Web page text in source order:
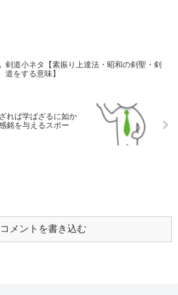
剣道小ネタ【素振り上達法・昭和の剣聖・剣
道をする意味】
れば学ばざるに如か
銘を与えるスポー
コメントを書き込む